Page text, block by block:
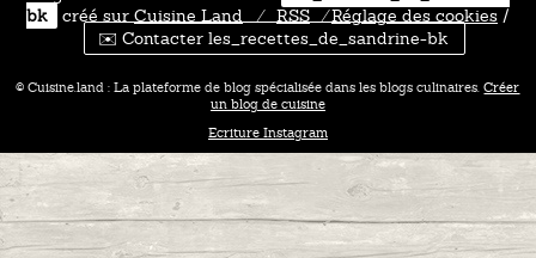
bk
créé sur Cuisine Land ⁄ RSS ⁄Réglage des cookies /
✉️ Contacter les_recettes_de_sandrine-bk
© Cuisine.land : La plateforme de blog spécialisée dans les blogs culinaires.Créer
un blog de cuisine
Ecriture Instagram